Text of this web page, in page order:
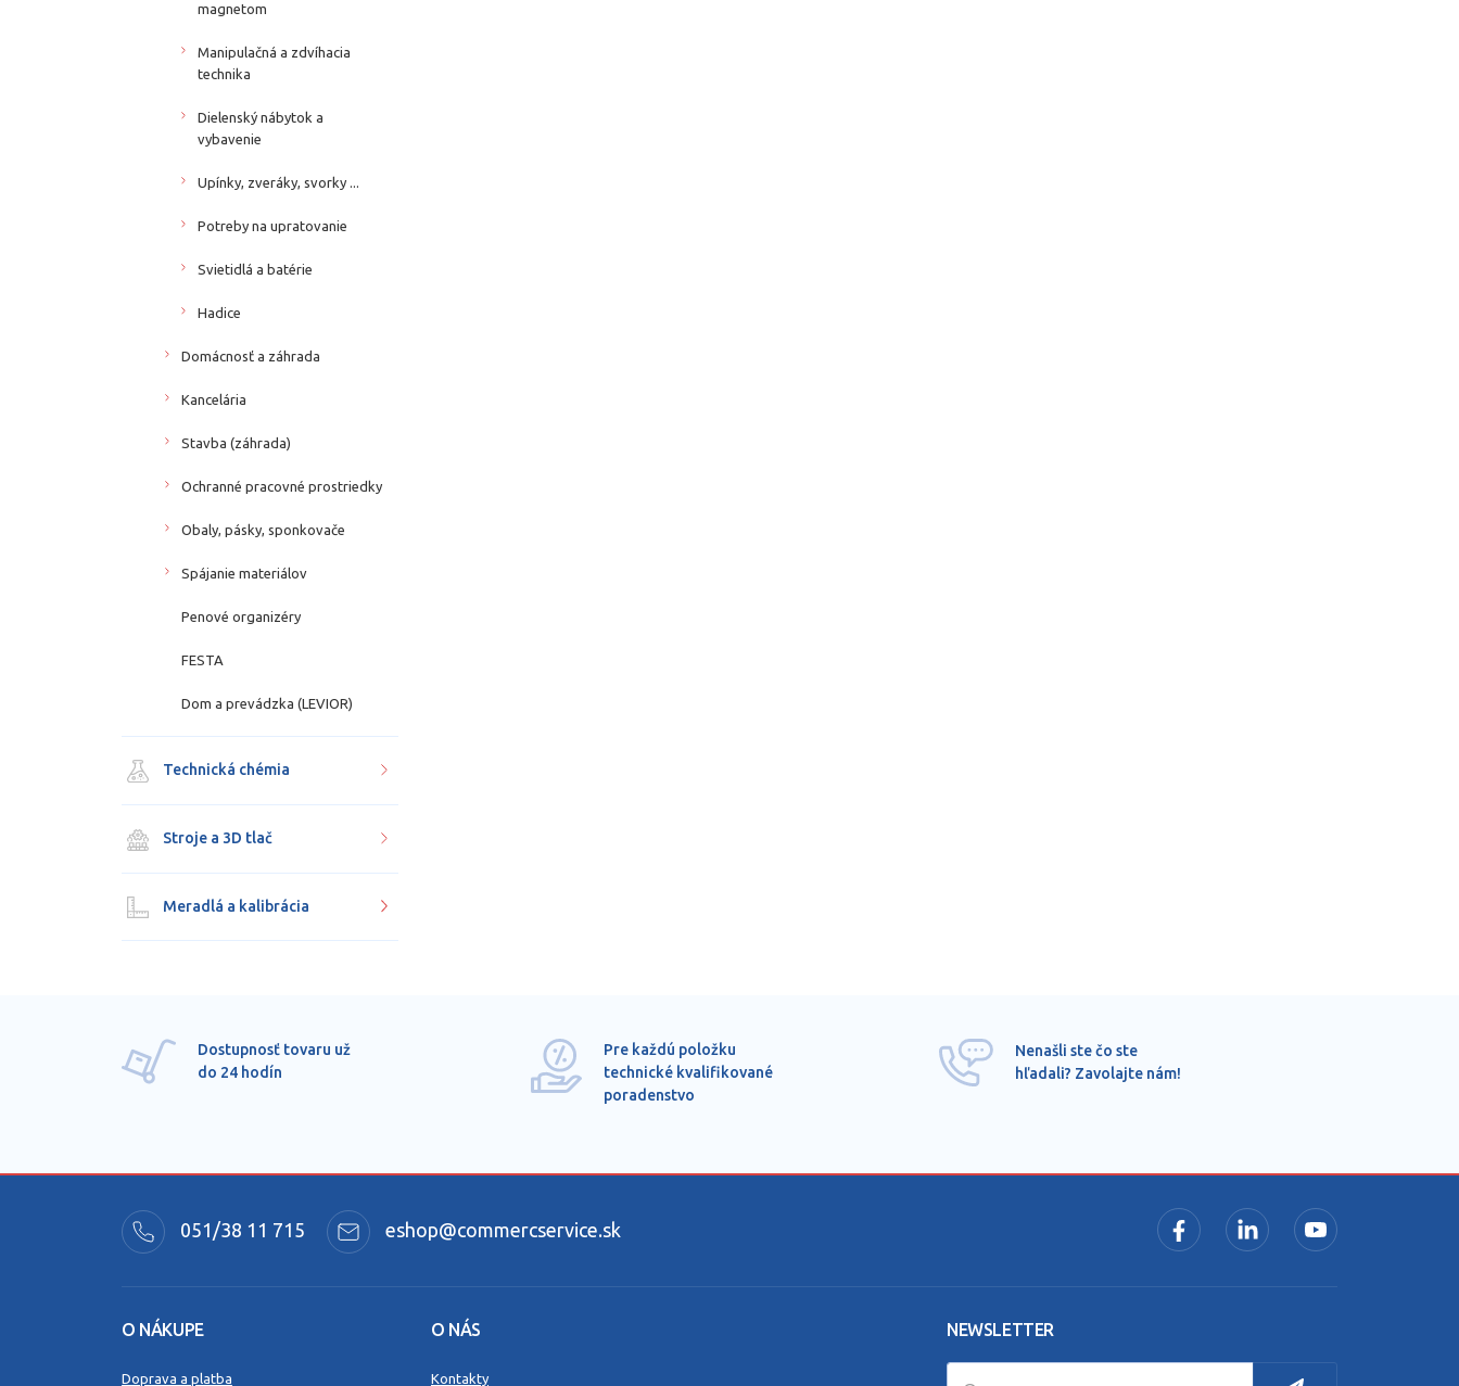
magnetom
Manipulačná a zdvíhacia
technika
Dielenský nábytok a
vybavenie
Upínky, zveráky, svorky ...
Potreby na upratovanie
Svietidlá a batérie
Hadice
Domácnosť a záhrada
Kancelária
Stavba (záhrada)
Ochranné pracovné prostriedky
Obaly, pásky, sponkovače
Spájanie materiálov
Penové organizéry
FESTA
Dom a prevádzka (LEVIOR)
Technická chémia
Stroje a 3D tlač
Meradlá a kalibrácia
Dostupnosť tovaru už
do 24 hodín
Pre každú položku
technické kvalifikované
poradenstvo
Nenašli ste čo ste
hľadali? Zavolajte nám!
051/38 11 715 eshop@commercservice.sk
O NÁKUPE
Doprava a platba
O NÁS
Kontakty
NEWSLETTER